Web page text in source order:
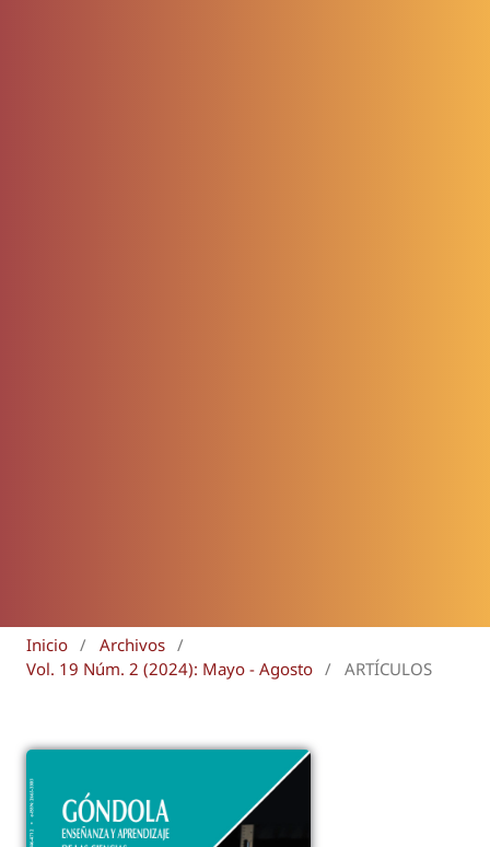
Inicio / Archivos /
Vol. 19 Núm. 2 (2024): Mayo - Agosto / ARTÍCULOS